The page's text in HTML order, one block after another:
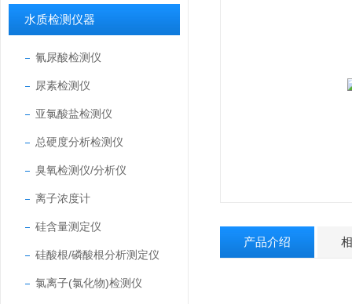
水质检测仪器
氰尿酸检测仪
尿素检测仪
亚氯酸盐检测仪
总硬度分析检测仪
臭氧检测仪/分析仪
离子浓度计
硅含量测定仪
硅酸根/磷酸根分析测定仪
氯离子(氯化物)检测仪
产品介绍